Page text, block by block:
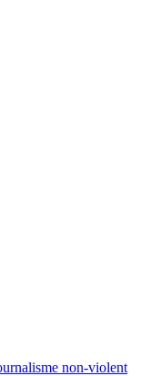
non-violent